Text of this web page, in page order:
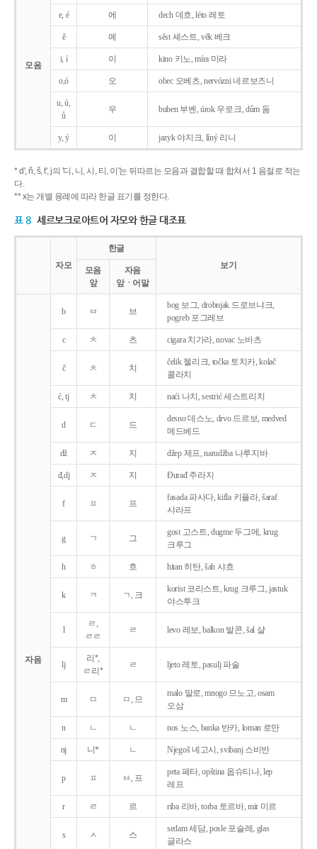
모음
e, é 에 dech 데흐, léto 레토
ě 예 sěst 셰스트, věk 베크
i, í 이 kino 키노, míra 미라
o,ó 오 obec 오베츠, nervózni 네르보즈니
u, ú,
ů
우 buben 부벤, úrok 우로크, dům 둠
y, ý 이 jazyk야지크, líný 리니
* d', ň, š, t', j의 '디, 니, 시, 티, 이'는 뒤따르는 모음과 결합할 때 합쳐서 1 음절로 적는
다.
** x는 개별 용례에 따라 한글 표기를 정한다.
표 8 세르보크로아트어 자모와 한글 대조표
자모
한글
보기
모음
앞
자음
앞ㆍ어말
자음
b ㅂ 브
bog 보그, drobnjak 드로브냐크,
pogreb 포그레브
c ㅊ 츠 cigara 치가라, novac 노바츠
č ㅊ 치
čelik 첼리크, točka 토치카, kolač
콜라치
ć, tj ㅊ 치 naći 나치, sestrić 세스트리치
d ㄷ 드
desno 데스노, drvo 드르보, medved
메드베드
dž ㅈ 지 džep 제프, narudžba 나루지바
đ,dj ㅈ 지 Ðurađ 주라지
f ㅍ 프
fasada 파사다, kifla 키플라, šaraf
샤라프
g ㄱ 그
gost 고스트, dugme 두그메, krug
크루그
h ㅎ 흐 hitan 히탄, šah 샤흐
k ㅋ ㄱ, 크
korist 코리스트, krug 크루그, jastuk
야스투크
l
ㄹ,
ㄹㄹ
ㄹ levo 레보, balkon 발콘, šal 샬
lj
리*,
ㄹ리*
ㄹ ljeto 레토, pasulj 파술
m ㅁ ㅁ, 므
malo 말로, mnogo 므노고, osam
오삼
n ㄴ ㄴ nos 노스, banka 반카, loman 로만
nj 니* ㄴ Njegoš 녜고시, svibanj 스비반
p ㅍ ㅂ, 프
peta 페타, opština 옵슈티나, lep
레프
r ㄹ 르 riba 리바, torba 토르바, mir 미르
s ㅅ 스
sedam 세담, posle 포슬레, glas
글라스